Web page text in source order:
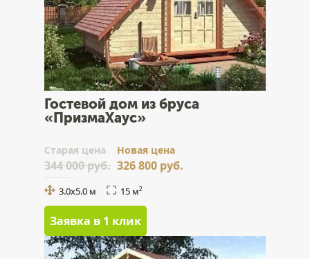
Гостевой дом из бруса
«ПризмаХаус»
Cтарая цена
344 000 руб.
Новая цена
326 800 руб.
3.0x5.0 м 15 м2
Заявка в 1 клик